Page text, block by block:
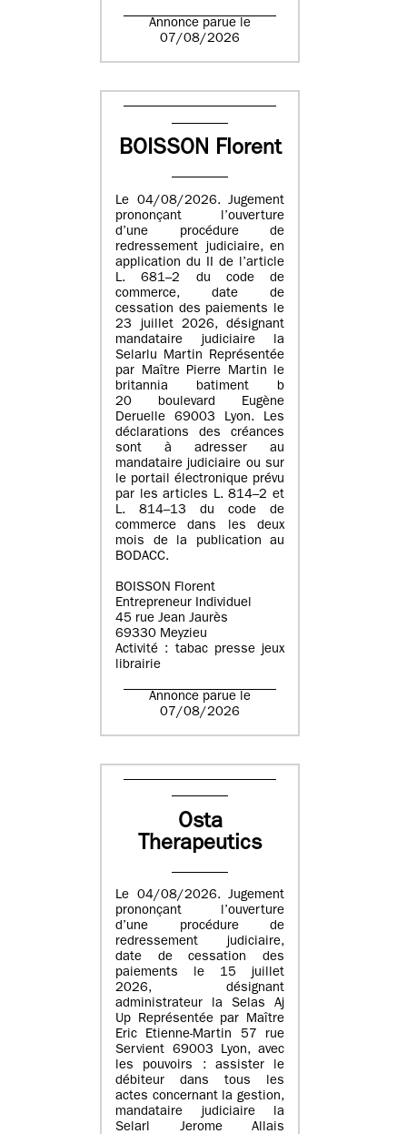
Annonce parue le
07/08/2026
BOISSON Florent
Le 04/08/2026. Jugement
prononçant l’ouverture
d’une procédure de
redressement judiciaire, en
application du II de l’article
L. 681–2 du code de
commerce, date de
cessation des paiements le
23 juillet 2026, désignant
mandataire judiciaire la
Selarlu Martin Représentée
par Maître Pierre Martin le
britannia batiment b
20 boulevard Eugène
Deruelle 69003 Lyon. Les
déclarations des créances
sont à adresser au
mandataire judiciaire ou sur
le portail électronique prévu
par les articles L. 814–2 et
L. 814–13 du code de
commerce dans les deux
mois de la publication au
BODACC.
BOISSON Florent
Entrepreneur Individuel
45 rue Jean Jaurès
69330 Meyzieu
Activité : tabac presse jeux
librairie
Annonce parue le
07/08/2026
Osta
Therapeutics
Le 04/08/2026. Jugement
prononçant l’ouverture
d’une procédure de
redressement judiciaire,
date de cessation des
paiements le 15 juillet
2026, désignant
administrateur la Selas Aj
Up Représentée par Maître
Eric Etienne-Martin 57 rue
Servient 69003 Lyon, avec
les pouvoirs : assister le
débiteur dans tous les
actes concernant la gestion,
mandataire judiciaire la
Selarl Jerome Allais